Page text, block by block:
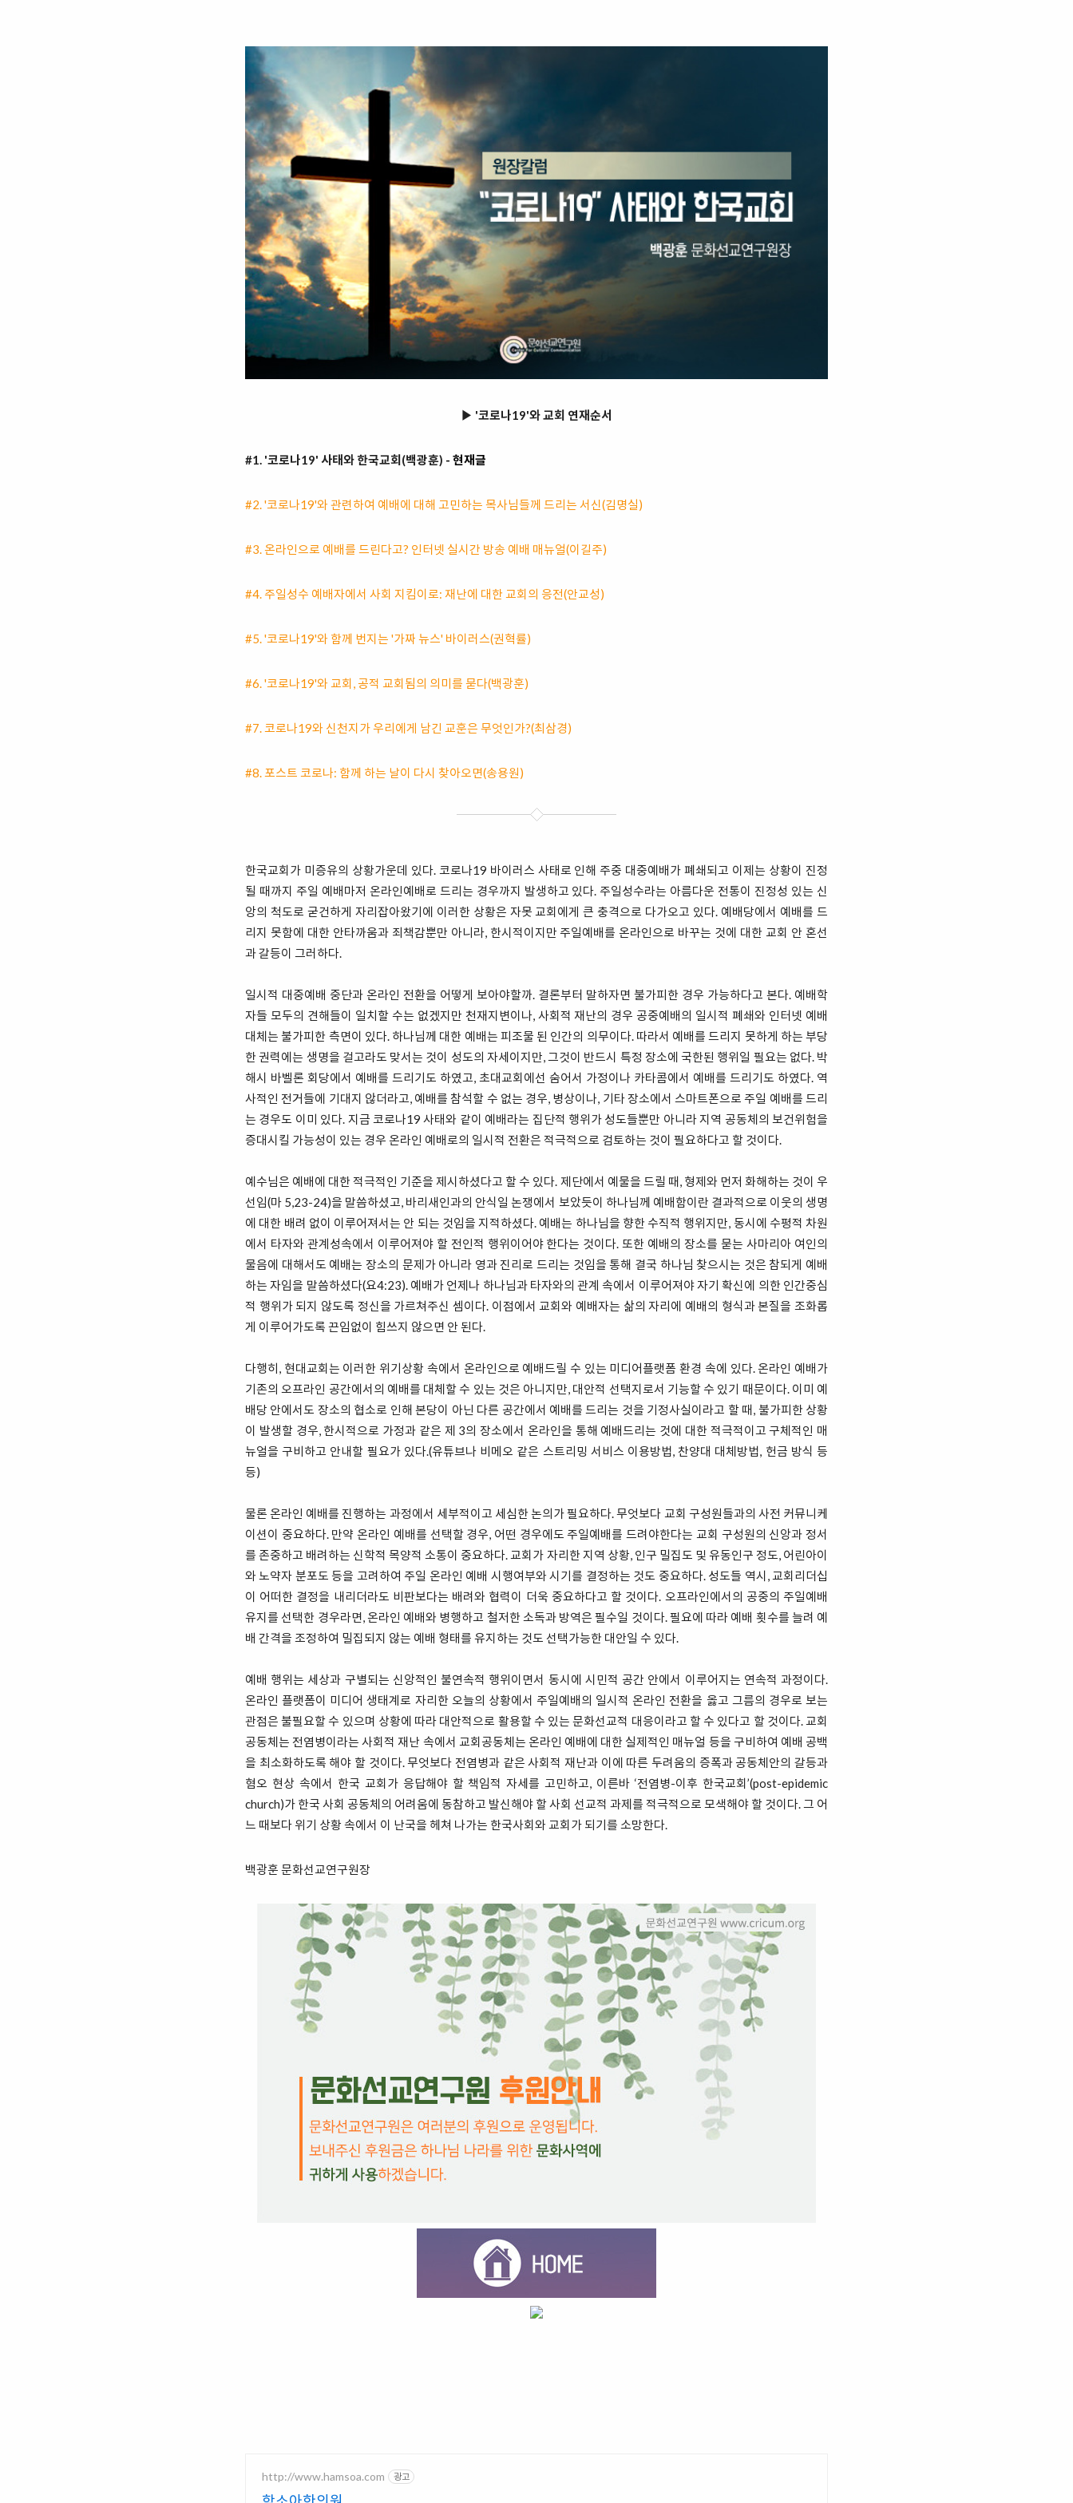
▶ '코로나19'와 교회 연재순서
#1. '코로나19' 사태와 한국교회(백광훈) - 현재글
#2. '코로나19'와 관련하여 예배에 대해 고민하는 목사님들께 드리는 서신(김명실)
#3. 온라인으로 예배를 드린다고? 인터넷 실시간 방송 예배 매뉴얼(이길주)
#4. 주일성수 예배자에서 사회 지킴이로: 재난에 대한 교회의 응전(안교성)
#5. '코로나19'와 함께 번지는 '가짜 뉴스' 바이러스(권혁률)
#6. '코로나19'와 교회, 공적 교회됨의 의미를 묻다(백광훈)
#7. 코로나19와 신천지가 우리에게 남긴 교훈은 무엇인가?(최삼경)
#8.포스트 코로나: 함께 하는 날이 다시 찾아오면(송용원)
한국교회가 미증유의 상황가운데 있다. 코로나19 바이러스 사태로 인해 주중 대중예배가 폐쇄되고 이제는 상황이 진정
될 때까지 주일 예배마저 온라인예배로 드리는 경우까지 발생하고 있다. 주일성수라는 아름다운 전통이 진정성 있는 신
앙의 척도로 굳건하게 자리잡아왔기에 이러한 상황은 자못 교회에게 큰 충격으로 다가오고 있다. 예배당에서 예배를 드
리지 못함에 대한 안타까움과 죄책감뿐만 아니라, 한시적이지만 주일예배를 온라인으로 바꾸는 것에 대한 교회 안 혼선
과 갈등이 그러하다.
일시적 대중예배 중단과 온라인 전환을 어떻게 보아야할까. 결론부터 말하자면 불가피한 경우 가능하다고 본다. 예배학
자들 모두의 견해들이 일치할 수는 없겠지만 천재지변이나, 사회적 재난의 경우 공중예배의 일시적 폐쇄와 인터넷 예배
대체는 불가피한 측면이 있다. 하나님께 대한 예배는 피조물 된 인간의 의무이다. 따라서 예배를 드리지 못하게 하는 부당
한 권력에는 생명을 걸고라도 맞서는 것이 성도의 자세이지만, 그것이 반드시 특정 장소에 국한된 행위일 필요는 없다. 박
해시 바벨론 회당에서 예배를 드리기도 하였고, 초대교회에선 숨어서 가정이나 카타콤에서 예배를 드리기도 하였다. 역
사적인 전거들에 기대지 않더라고, 예배를 참석할 수 없는 경우, 병상이나, 기타 장소에서 스마트폰으로 주일 예배를 드리
는 경우도 이미 있다. 지금 코로나19 사태와 같이 예배라는 집단적 행위가 성도들뿐만 아니라 지역 공동체의 보건위험을
증대시킬 가능성이 있는 경우 온라인 예배로의 일시적 전환은 적극적으로 검토하는 것이 필요하다고 할 것이다.
예수님은 예배에 대한 적극적인 기준을 제시하셨다고 할 수 있다. 제단에서 예물을 드릴 때, 형제와 먼저 화해하는 것이 우
선임(마 5,23-24)을 말씀하셨고, 바리새인과의 안식일 논쟁에서 보았듯이 하나님께 예배함이란 결과적으로 이웃의 생명
에 대한 배려 없이 이루어져서는 안 되는 것임을 지적하셨다. 예배는 하나님을 향한 수직적 행위지만, 동시에 수평적 차원
에서 타자와 관계성속에서 이루어져야 할 전인적 행위이어야 한다는 것이다. 또한 예배의 장소를 묻는 사마리아 여인의
물음에 대해서도 예배는 장소의 문제가 아니라 영과 진리로 드리는 것임을 통해 결국 하나님 찾으시는 것은 참되게 예배
하는 자임을 말씀하셨다(요4:23). 예배가 언제나 하나님과 타자와의 관계 속에서 이루어져야 자기 확신에 의한 인간중심
적 행위가 되지 않도록 정신을 가르쳐주신 셈이다. 이점에서 교회와 예배자는 삶의 자리에 예배의 형식과 본질을 조화롭
게 이루어가도록 끈임없이 힘쓰지 않으면 안 된다.
다행히, 현대교회는 이러한 위기상황 속에서 온라인으로 예배드릴 수 있는 미디어플랫폼 환경 속에 있다. 온라인 예배가
기존의 오프라인 공간에서의 예배를 대체할 수 있는 것은 아니지만, 대안적 선택지로서 기능할 수 있기 때문이다. 이미 예
배당 안에서도 장소의 협소로 인해 본당이 아닌 다른 공간에서 예배를 드리는 것을 기정사실이라고 할 때, 불가피한 상황
이 발생할 경우, 한시적으로 가정과 같은 제 3의 장소에서 온라인을 통해 예배드리는 것에 대한 적극적이고 구체적인 매
뉴얼을 구비하고 안내할 필요가 있다.(유튜브나 비메오 같은 스트리밍 서비스 이용방법, 찬양대 대체방법, 헌금 방식 등
등)
물론 온라인 예배를 진행하는 과정에서 세부적이고 세심한 논의가 필요하다. 무엇보다 교회 구성원들과의 사전 커뮤니케
이션이 중요하다. 만약 온라인 예배를 선택할 경우, 어떤 경우에도 주일예배를 드려야한다는 교회 구성원의 신앙과 정서
를 존중하고 배려하는 신학적 목양적 소통이 중요하다. 교회가 자리한 지역 상황, 인구 밀집도 및 유동인구 정도, 어린아이
와 노약자 분포도 등을 고려하여 주일 온라인 예배 시행여부와 시기를 결정하는 것도 중요하다. 성도들 역시, 교회리더십
이 어떠한 결정을 내리더라도 비판보다는 배려와 협력이 더욱 중요하다고 할 것이다. 오프라인에서의 공중의 주일예배
유지를 선택한 경우라면, 온라인 예배와 병행하고 철저한 소독과 방역은 필수일 것이다. 필요에 따라 예배 횟수를 늘려 예
배 간격을 조정하여 밀집되지 않는 예배 형태를 유지하는 것도 선택가능한 대안일 수 있다.
예배 행위는 세상과 구별되는 신앙적인 불연속적 행위이면서 동시에 시민적 공간 안에서 이루어지는 연속적 과정이다.
온라인 플랫폼이 미디어 생태계로 자리한 오늘의 상황에서 주일예배의 일시적 온라인 전환을 옳고 그름의 경우로 보는
관점은 불필요할 수 있으며 상황에 따라 대안적으로 활용할 수 있는 문화선교적 대응이라고 할 수 있다고 할 것이다. 교회
공동체는 전염병이라는 사회적 재난 속에서 교회공동체는 온라인 예배에 대한 실제적인 매뉴얼 등을 구비하여 예배 공백
을 최소화하도록 해야 할 것이다. 무엇보다 전염병과 같은 사회적 재난과 이에 따른 두려움의 증폭과 공동체안의 갈등과
혐오 현상 속에서 한국 교회가 응답해야 할 책임적 자세를 고민하고, 이른바 ‘전염병-이후 한국교회’(post-epidemic
church)가 한국 사회 공동체의 어려움에 동참하고 발신해야 할 사회 선교적 과제를 적극적으로 모색해야 할 것이다. 그 어
느 때보다 위기 상황 속에서 이 난국을 헤쳐 나가는 한국사회와 교회가 되기를 소망한다.
백광훈 문화선교연구원장
http://www.hamsoa.com 광고